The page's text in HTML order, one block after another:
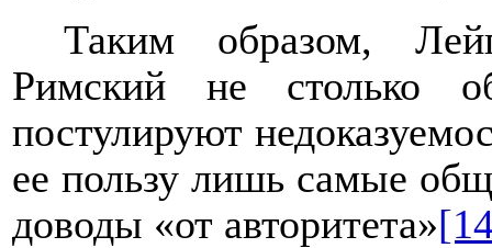
Таким образом,
Римский не столько
постулируют
ее пользу лишь самые
доводы «от авторитета»